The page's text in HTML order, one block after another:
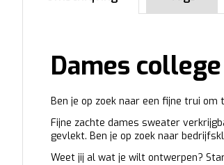
Dames
Ben je op zoek naar een fijne trui om
Fijne zachte dames sweater
gevlekt. Ben je op zoek naar
Weet jij al wat je wilt ontwerpen?